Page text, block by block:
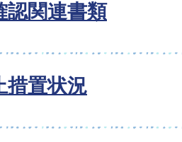
認関連書類
措置状況